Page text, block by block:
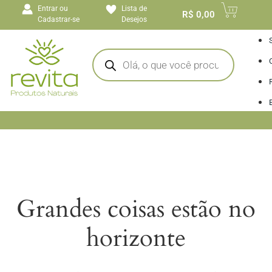
conteúdoEntrar ou
Cadastrar-se
Lista de
Desejos
R$ 0,00
Grandes coisas estão no
horizonte